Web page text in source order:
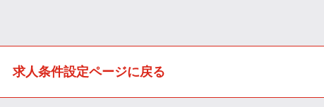
求人条件設定ページに戻る